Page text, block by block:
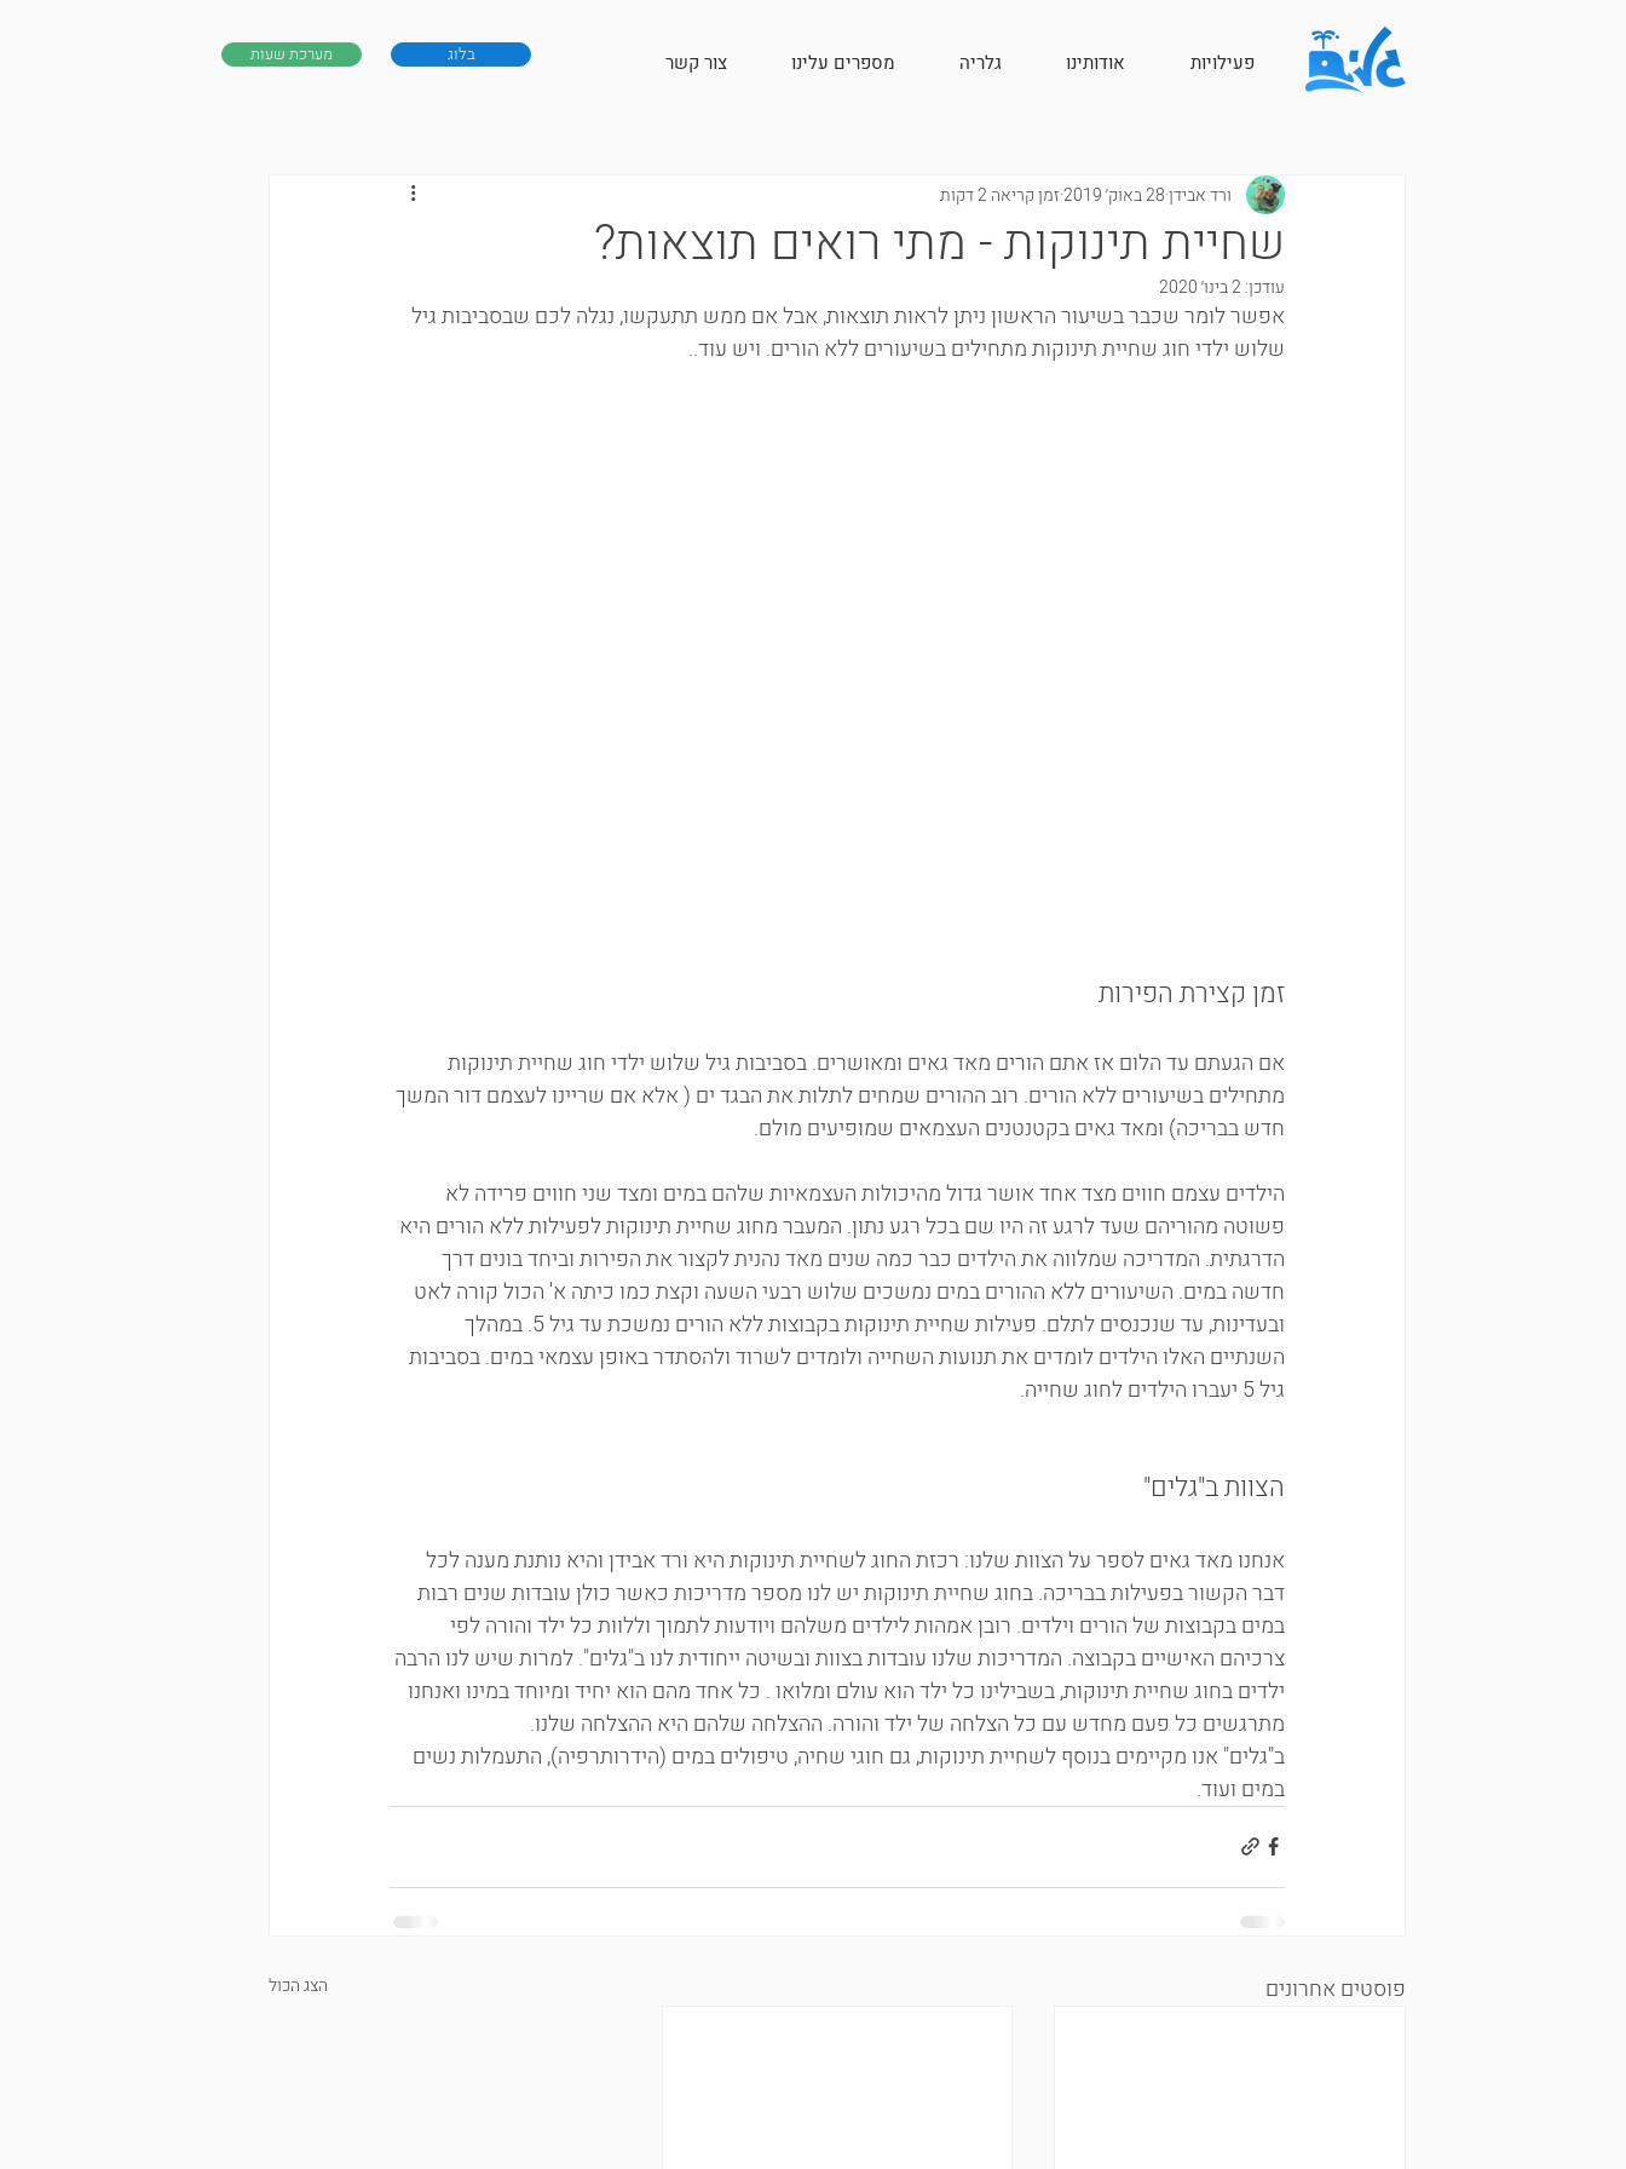
מערכת שעות בלוג פעילויות אודותינו גלריה מספרים עלינו צור קשר
שחיית תינוקות - מתי רואים תוצאות?
ורד אבידן28 באוק׳ 2019 זמן קריאה 2 דקות
עודכן:2 בינו׳ 2020
אפשר לומר שכבר בשיעור הראשון ניתן לראות תוצאות, אבל אם ממש תתעקשו, נגלה לכם שבסביבות גיל
שלוש ילדי חוג שחיית תינוקות מתחילים בשיעורים ללא הורים. ויש עוד..
זמן קצירת הפירות
אם הגעתם עד הלום אז אתם הורים מאד גאים ומאושרים. בסביבות גיל שלוש ילדי חוג שחיית תינוקות
מתחילים בשיעורים ללא הורים. רוב ההורים שמחים לתלות את הבגד ים ( אלא אם שריינו לעצמם דור המשך
חדש בבריכה) ומאד גאים בקטנטנים העצמאים שמופיעים מולם.
הילדים עצמם חווים מצד אחד אושר גדול מהיכולות העצמאיות שלהם במים ומצד שני חווים פרידה לא
פשוטה מהוריהם שעד לרגע זה היו שם בכל רגע נתון. המעבר מחוג שחיית תינוקות לפעילות ללא הורים היא
הדרגתית. המדריכה שמלווה את הילדים כבר כמה שנים מאד נהנית לקצור את הפירות וביחד בונים דרך
חדשה במים. השיעורים ללא ההורים במים נמשכים שלוש רבעי השעה וקצת כמו כיתה א' הכול קורה לאט
ובעדינות, עד שנכנסים לתלם. פעילות שחיית תינוקות בקבוצות ללא הורים נמשכת עד גיל 5. במהלך
השנתיים האלו הילדים לומדים את תנועות השחייה ולומדים לשרוד ולהסתדר באופן עצמאי במים. בסביבות
גיל 5 יעברו הילדים לחוג שחייה.
הצוות ב"גלים"
אנחנו מאד גאים לספר על הצוות שלנו: רכזת החוג לשחיית תינוקות היא ורד אבידן והיא נותנת מענה לכל
דבר הקשור בפעילות בבריכה. בחוג שחיית תינוקות יש לנו מספר מדריכות כאשר כולן עובדות שנים רבות
במים בקבוצות של הורים וילדים. רובן אמהות לילדים משלהם ויודעות לתמוך וללוות כל ילד והורה לפי
צרכיהם האישיים בקבוצה. המדריכות שלנו עובדות בצוות ובשיטה ייחודית לנו ב"גלים". למרות שיש לנו הרבה
ילדים בחוג שחיית תינוקות, בשבילינו כל ילד הוא עולם ומלואו . כל אחד מהם הוא יחיד ומיוחד במינו ואנחנו
מתרגשים כל פעם מחדש עם כל הצלחה של ילד והורה. ההצלחה שלהם היא ההצלחה שלנו.
ב"גלים" אנו מקיימים בנוסף לשחיית תינוקות, גם חוגי שחיה, טיפולים במים (הידרותרפיה), התעמלות נשים
במים ועוד.
פוסטים אחרונים הצג הכול